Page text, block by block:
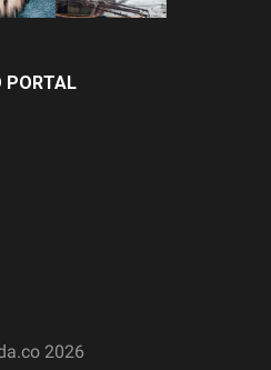
PORTAL
2026